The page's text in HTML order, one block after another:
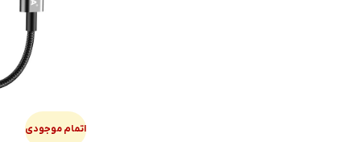
اتمام موجودی